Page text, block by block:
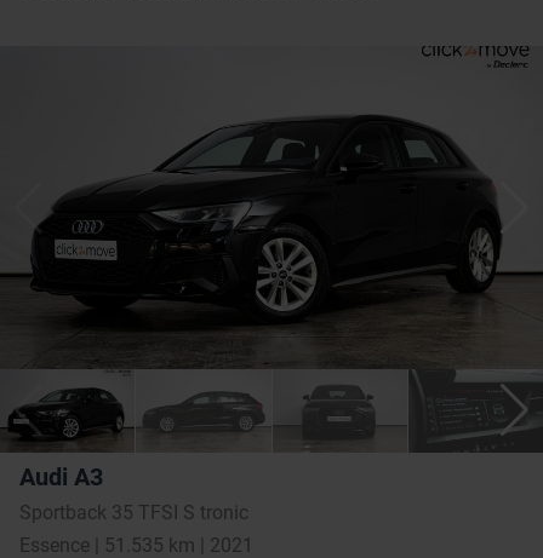
Audi A3
Sportback 35 TFSI S tronic
Essence | 51.535 km | 2021